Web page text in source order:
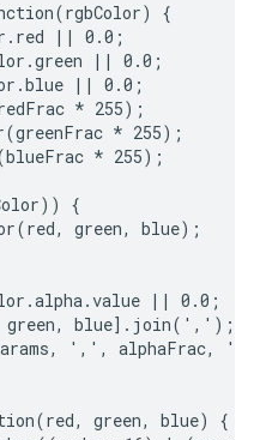
{
|| 0.0;
|| 0.0;
|| 0.0;
* 255);
* 255);
* 255);
{
green, blue);
|| 0.0;
blue].join(',');
',', alphaFrac,
green, blue) {